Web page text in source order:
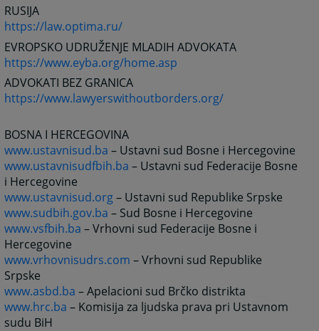
RUSIJA
https://law.optima.ru/
EVROPSKO UDRUŽENJE MLADIH ADVOKATA
https://www.eyba.org/home.asp
ADVOKATI BEZ GRANICA
https://www.lawyerswithoutborders.org/
BOSNA I HERCEGOVINA
www.ustavnisud.ba – Ustavni sud Bosne i Hercegovine
www.ustavnisudfbih.ba – Ustavni sud Federacije Bosne
i Hercegovine
www.ustavnisud.org– Ustavni sud Republike Srpske
www.sudbih.gov.ba – Sud Bosne i Hercegovine
www.vsfbih.ba – Vrhovni sud Federacije Bosne i
Hercegovine
www.vrhovnisudrs.com – Vrhovni sud Republike
Srpske
www.asbd.ba – Apelacioni sud Brčko distrikta
www.hrc.ba – Komisija za ljudska prava pri Ustavnom
sudu BiH